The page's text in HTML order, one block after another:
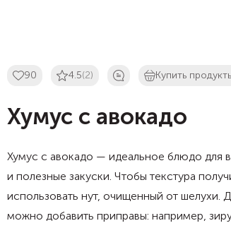
90 4.5(2) Купить
Хумус с авокадо
Хумус с авокадо — идеальное блюдо для
и полезные закуски. Чтобы текстура
использовать нут, очищенный от шелухи.
можно добавить приправы: например,